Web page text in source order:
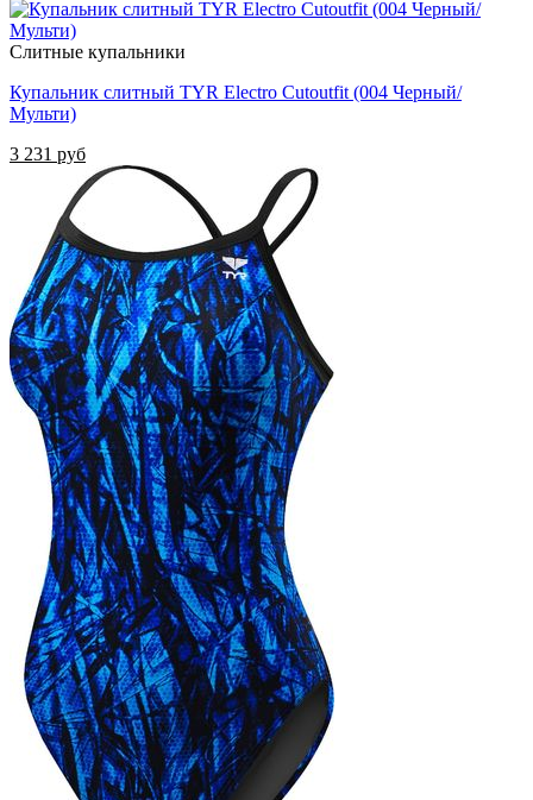
Слитные купальники
Купальник слитный TYR Electro Cutoutfit (004 Черный/
Мульти)
3 231 руб